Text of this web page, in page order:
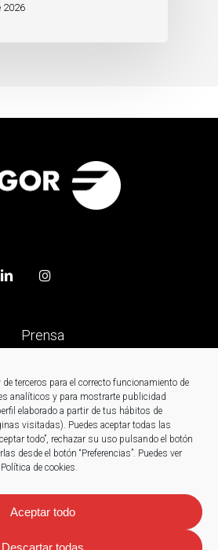
terceros para el correcto funcionamiento de
analíticos y para mostrarte publicidad
elaborado a partir de tus hábitos de
visitadas). Puedes aceptar todas las
todo”, rechazar su uso pulsando el botón
desde el botón “Preferencias”. Puedes ver
de cookies.
Aceptar todo
Descartar todas
2026
Prensa
en Fagor
Noticias
Contacto